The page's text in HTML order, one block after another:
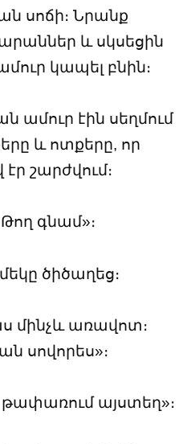
սոճի։ Նրանք
և սկսեցին
կապել բնին։
ամուր էին սեղմում
և ոտքերը, որ
շարժվում։
գնամ»։
ծիծաղեց։
մինչև առավոտ։
սովորես»։
թափառում այստեղ»։